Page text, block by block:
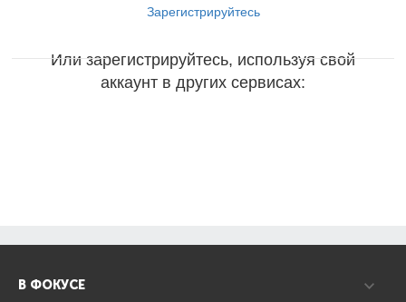
Зарегистрируйтесь
Или зарегистрируйтесь, используя свой
аккаунт в других сервисах:
В ФОКУСЕ